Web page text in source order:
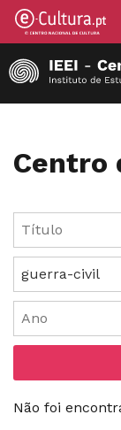
Centro
Não foi